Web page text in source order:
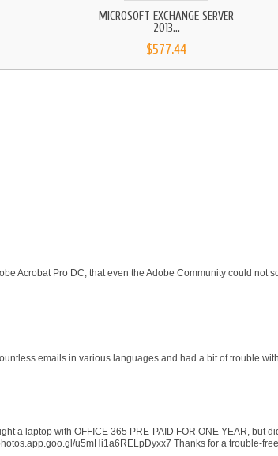
MICROSOFT EXCHANGE SERVER
2013...
$577.44
Acrobat Pro DC, that even the Adobe Community could
emails in various languages and had a bit of trouble
a laptop with OFFICE 365 PRE-PAID FOR ONE YEAR,
u5mHi1a6RELpDyxx7 Thanks for a trouble-